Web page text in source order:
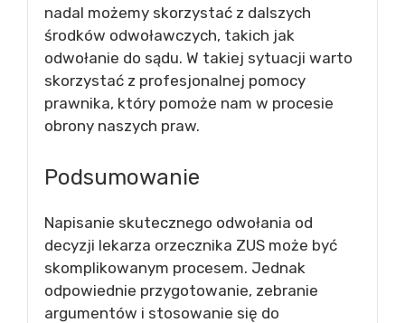
nadal możemy skorzystać z dalszych
środków odwoławczych, takich jak
odwołanie do sądu. W takiej sytuacji warto
skorzystać z profesjonalnej pomocy
prawnika, który pomoże nam w procesie
obrony naszych praw.
Podsumowanie
Napisanie skutecznego odwołania od
decyzji lekarza orzecznika ZUS może być
skomplikowanym procesem. Jednak
odpowiednie przygotowanie, zebranie
argumentów i stosowanie się do